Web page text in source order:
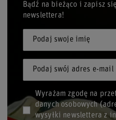
Bądź na bieżąco i zapisz
newslettera!
Podaj swoje imię
Podaj swój adres e-mail
Wyrażam zgodę na
danych osobowych
wysyłki newslettera z